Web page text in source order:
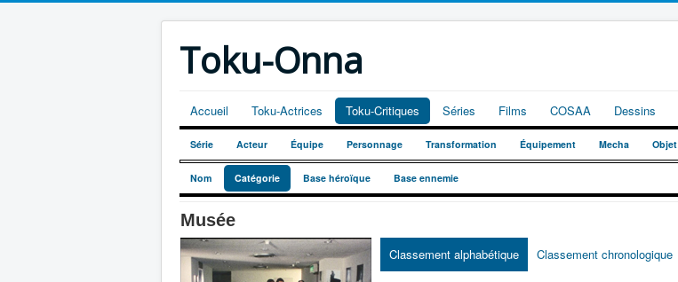
Toku-Onna
Accueil Toku-Actrices Toku-Critiques Séries Films COSAA Dessins
Série Acteur Équipe Personnage Transformation Équipement Mecha Objet
Nom Catégorie Base héroïque Base ennemie
Musée
Classement alphabétique Classement chronologique